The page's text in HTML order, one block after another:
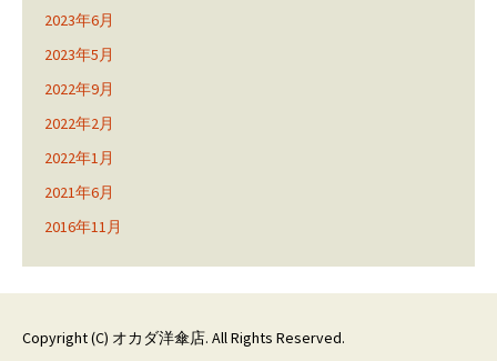
2023年6月
2023年5月
2022年9月
2022年2月
2022年1月
2021年6月
2016年11月
Copyright (C) オカダ洋傘店. All Rights Reserved.